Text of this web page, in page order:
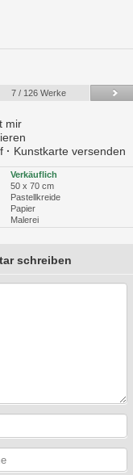
7 / 126 Werke
mir
· Kunstkarte versenden
Verkäuflich
50 x 70 cm
Pastellkreide
Papier
Malerei
schreiben